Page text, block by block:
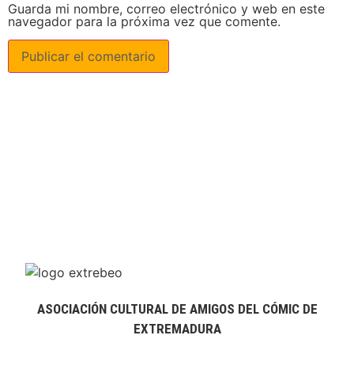
Guarda mi nombre, correo electrónico y web en este
navegador para la próxima vez que comente.
ASOCIACIÓN CULTURAL DE AMIGOS DEL CÓMIC DE
EXTREMADURA